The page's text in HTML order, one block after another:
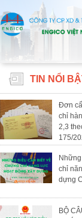
TIN NỔI
Đơn
chỉ
2,3
175/
chỉ
dựng
BỘ